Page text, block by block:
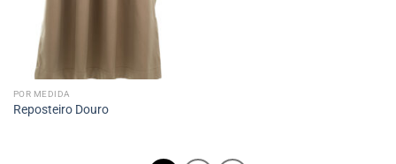
POR MEDIDA
Reposteiro Douro